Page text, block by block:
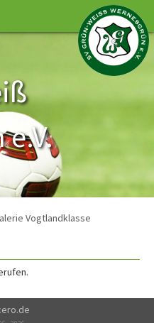
Vogtlandklasse